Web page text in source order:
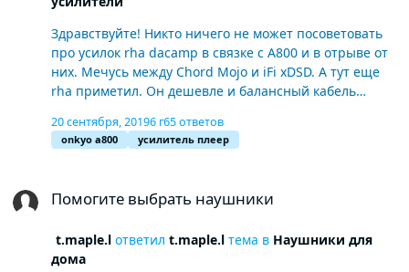
Здравствуйте! Никто ничего не может посоветовать
про усилок rha dacamp в связке с А800 и в отрыве от
них. Мечусь между Chord Mojo и iFi xDSD. А тут еще
rha приметил. Он дешевле и балансный кабель
нем от реальных владельцев мало...
20 сентября, 20196 г65 ответов
onkyo a800 усилитель плеер
Помогите выбрать наушники
t.maple.lответил t.maple.lтема в Наушники для
дома